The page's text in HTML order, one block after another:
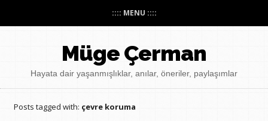
:::: MENU ::::
Müge Çerman
Hayata dair yaşanmışlıklar, anılar, öneriler, paylaşımlar
Posts tagged with: çevre koruma